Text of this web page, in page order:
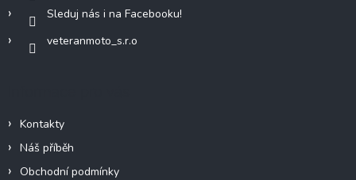
i
Sleduj nás i na Facebooku!
veteranmoto_s.r.o
Kontakty
Náš příběh
Obchodní podmínky